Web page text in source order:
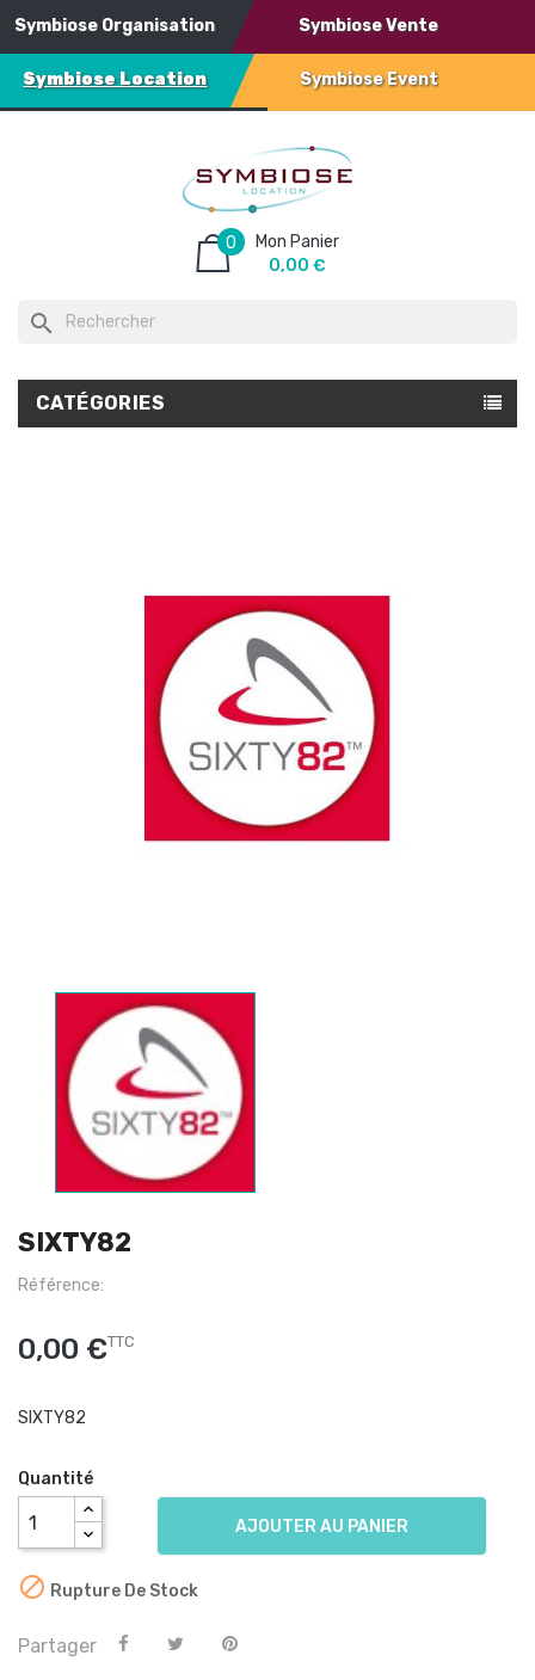
Symbiose Organisation Symbiose Vente
Symbiose Location Symbiose Event
Mon Panier
0
0,00 €
search
CATÉGORIES
SIXTY82
Référence:
0,00 €TTC
SIXTY82
Quantité
AJOUTER AU PANIER
 Rupture De Stock
Partager